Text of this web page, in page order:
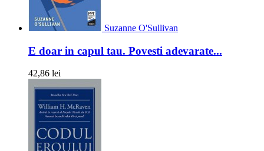
Suzanne O'Sullivan
E doar in capul tau. Povesti adevarate...
42,86 lei